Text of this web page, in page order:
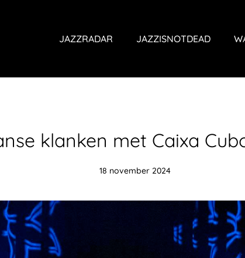
JAZZRADAR JAZZISNOTDEAD
klanken met Caixa
18 november 2024